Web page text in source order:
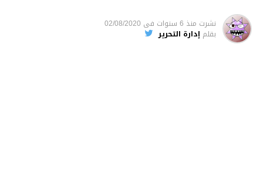
نشرت منذ 6 سنوات فى 02/08/2020
بقلم إدارة التحرير